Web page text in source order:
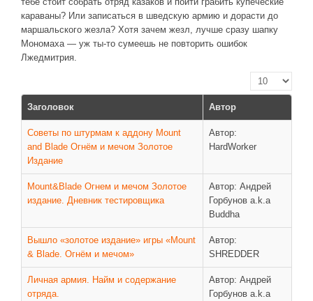
ДРУГИЕ ИГРЫ
Серия игр Mount and Blade
Вселенные Warhammer
Серия игр «История войн»
Серия игр «King Arthur»
КРЕАТИВ
Творчество СиЧевиков
Блоги о рыбалке
ИСТОРИЯ
Наше время
караваны? Или записаться в шведскую армию и дорасти до
маршальского жезла? Хотя зачем жезл, лучше сразу шапку
Мономаха — уж ты-то сумеешь не повторить ошибок
Лжедмитрия.
Кол-во строк:
Заголовок Автор
Советы по штурмам к аддону Mount
and Blade Огнём и мечом Золотое
Издание
Автор:
HardWorker
Mount&Blade Огнем и мечом Золотое
издание. Дневник тестировщика
Автор: Андрей
Горбунов a.k.a
Buddha
Вышло «золотое издание» игры «Mount
& Blade. Огнём и мечом»
Автор:
SHREDDER
Личная армия. Найм и содержание
отряда.
Автор: Андрей
Горбунов a.k.a